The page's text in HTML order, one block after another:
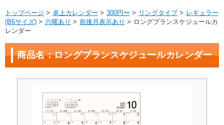
トップページ 卓上カレンダー 300円〜 リングタイプ
レギュラー
(B6サイズ)
六曜あり 前後月表示あり
ロングプランスケジュールカ
レンダー
商品名：ロングプランスケジュールカレンダー